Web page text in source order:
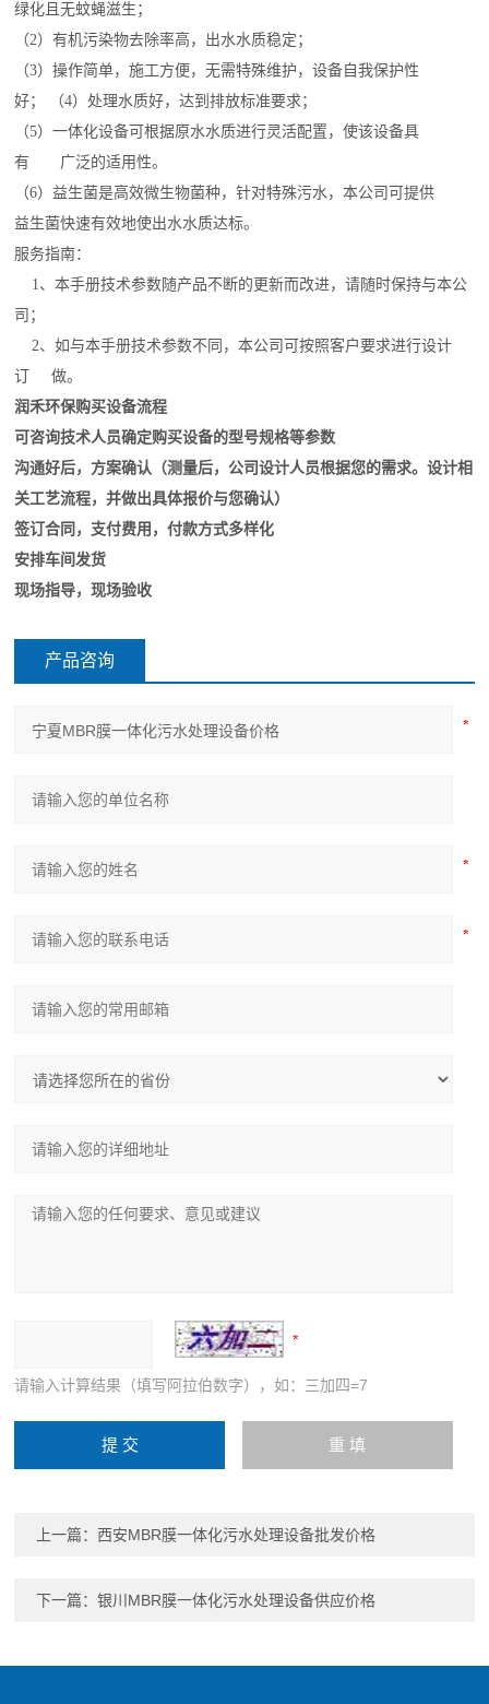
绿化且无蚊蝇滋生；
（2）有机污染物去除率高，出水水质稳定；
（3）操作简单，施工方便，无需特殊维护，设备自我保护性
好； （4）处理水质好，达到排放标准要求；
（5）一体化设备可根据原水水质进行灵活配置，使该设备具
有 广泛的适用性。
（6）益生菌是高效微生物菌种，针对特殊污水，本公司可提供
益生菌快速有效地使出水水质达标。
服务指南：
1、本手册技术参数随产品不断的更新而改进，请随时保持与本公
司；
2、如与本手册技术参数不同，本公司可按照客户要求进行设计
订 做。
润禾环保购买设备流程
可咨询技术人员确定购买设备的型号规格等参数
沟通好后，方案确认（测量后，公司设计人员根据您的需求。设计相
关工艺流程，并做出具体报价与您确认）
签订合同，支付费用，付款方式多样化
安排车间发货
现场指导，现场验收
产品咨询
请输入计算结果（填写阿拉伯数字），如：三加四=7
上一篇：西安MBR膜一体化污水处理设备批发价格
下一篇：银川MBR膜一体化污水处理设备供应价格